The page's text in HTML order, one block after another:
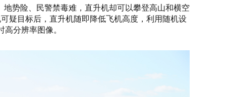
势险、民警禁毒难，直升机却可以攀登高山和横空
疑目标后，直升机随即降低飞机高度，利用随机设
分辨率图像。